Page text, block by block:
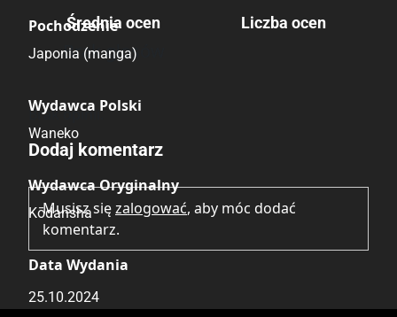
Pochodzenie
Japonia (manga)
Wydawca Polski
Waneko
Wydawca Oryginalny
Kōdansha
Data Wydania
25.10.2024
Średnia ocen
Brak głosów
Liczba ocen
Brak opinii.
Dodaj komentarz
Musisz sięzalogować, aby móc dodać
komentarz.